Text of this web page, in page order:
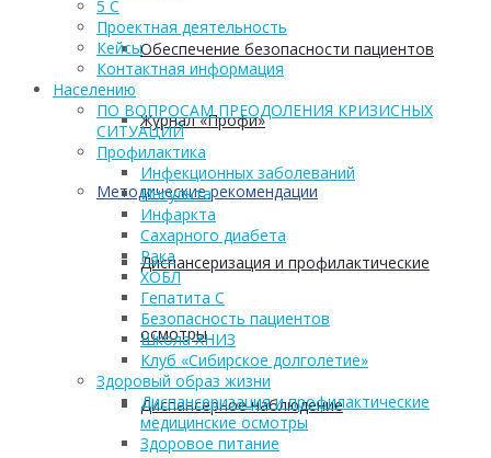
Обеспечение безопасности пациентов
Журнал «Профи»
Методические рекомендации
Диспансеризация и профилактические
осмотры
Диспансерное наблюдение
5 С
Проектная деятельность
Кейсы
Контактная информация
Населению
ПО ВОПРОСАМ ПРЕОДОЛЕНИЯ КРИЗИСНЫХ
СИТУАЦИЙ
Профилактика
Инфекционных заболеваний
Инсульта
Инфаркта
Сахарного диабета
Рака
ХОБЛ
Гепатита С
Безопасность пациентов
Школа ХНИЗ
Клуб «Сибирское долголетие»
Здоровый образ жизни
Диспансеризация и профилактические
медицинские осмотры
Здоровое питание